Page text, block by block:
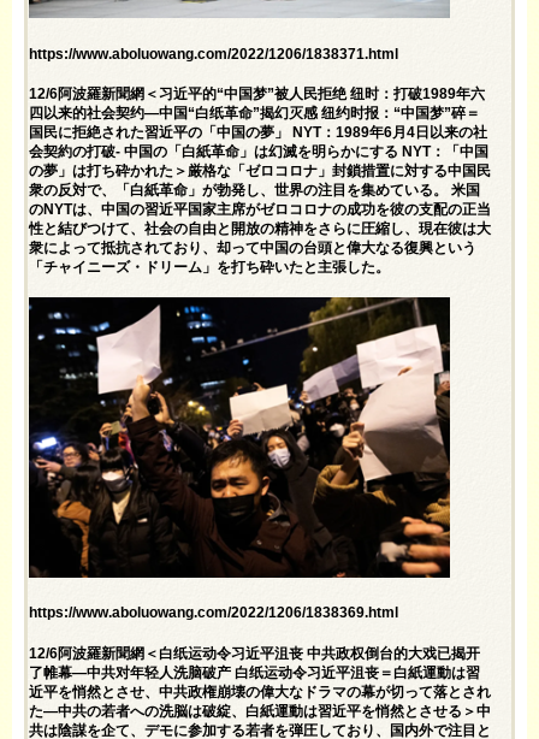
https://www.aboluowang.com/2022/1206/1838371.html
12/6阿波羅新聞網＜习近平的“中国梦”被人民拒绝 纽时：打破1989年六
四以来的社会契约—中国“白纸革命”揭幻灭感 纽约时报：“中国梦”碎＝
国民に拒絶された習近平の「中国の夢」 NYT：1989年6月4日以来の社
会契約の打破- 中国の「白紙革命」は幻滅を明らかにする NYT：「中国
の夢」は打ち砕かれた＞厳格な「ゼロコロナ」封鎖措置に対する中国民
衆の反対で、「白紙革命」が勃発し、世界の注目を集めている。 米国
のNYTは、中国の習近平国家主席がゼロコロナの成功を彼の支配の正当
性と結びつけて、社会の自由と開放の精神をさらに圧縮し、現在彼は大
衆によって抵抗されており、却って中国の台頭と偉大なる復興という
「チャイニーズ・ドリーム」を打ち砕いたと主張した。
https://www.aboluowang.com/2022/1206/1838369.html
12/6阿波羅新聞網＜白纸运动令习近平沮丧 中共政权倒台的大戏已揭开
了帷幕—中共对年轻人洗脑破产 白纸运动令习近平沮丧＝白紙運動は習
近平を悄然とさせ、中共政権崩壊の偉大なドラマの幕が切って落とされ
た—中共の若者への洗脳は破綻、白紙運動は習近平を悄然とさせる＞中
共は陰謀を企て、デモに参加する若者を弾圧しており、国内外で注目と